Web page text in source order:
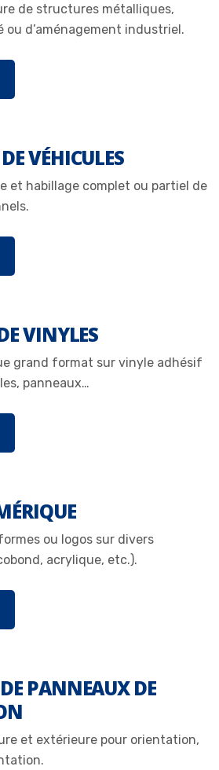
de structures métalliques,
ou d’aménagement industriel.
VÉHICULES
et habillage complet ou partiel de
VINYLES
grand format sur vinyle adhésif
panneaux…
ou logos sur divers
acrylique, etc.).
PANNEAUX DE
et extérieure pour orientation,